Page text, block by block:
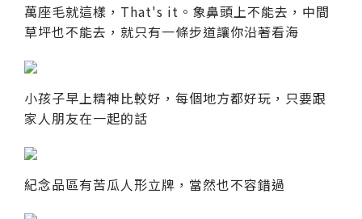
萬座毛就這樣，That's it。象鼻頭上不能去，中間
草坪也不能去，就只有一條步道讓你沿著看海
小孩子早上精神比較好，每個地方都好玩，只要跟
家人朋友在一起的話
紀念品區有苦瓜人形立牌，當然也不容錯過